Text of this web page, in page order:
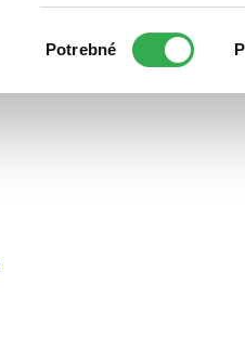
súhlasu
Potrebné